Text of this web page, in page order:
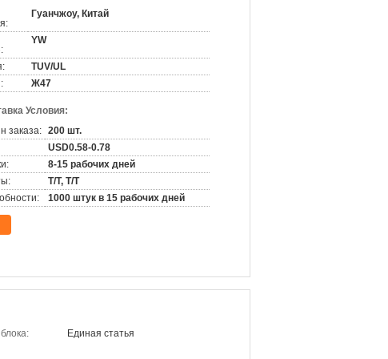
Гуанчжоу, Китай
YW
TUV/UL
Ж47
Условия:
заказа: 200 шт.
USD0.58-0.78
8-15 рабочих дней
T/T, T/T
1000 штук в 15 рабочих дней
Единая статья